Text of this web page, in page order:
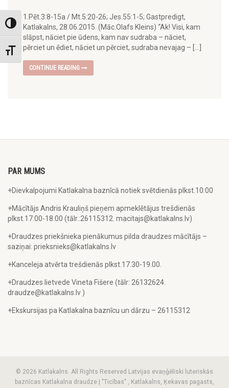
Toggle High Contrast
Toggle Font size
1.Pēt.3:8-15a / Mt.5:20-26; Jes.55:1-5; Gastpredigt,
Katlakalns, 28.06.2015. (Māc.Olafs Kleins) “Ak! Visi, kam
slāpst, nāciet pie ūdens, kam nav sudraba – nāciet,
pērciet un ēdiet, nāciet un pērciet, sudraba nevajag – […]
CONTINUE READING
PAR MUMS
+Dievkalpojumi Katlakalna baznīcā notiek svētdienās plkst.10:00
+Mācītājs Andris Krauliņš pieņem apmeklētājus trešdienās
plkst.17.00-18.00 (tālr.:26115312. macitajs@katlakalns.lv)
+Draudzes priekšnieka pienākumus pilda draudzes mācītājs –
saziņai: prieksnieks@katlakalns.lv
+Kanceleja atvērta trešdienās plkst.17.30-19.00.
+Draudzes lietvede Vineta Fišere (tālr: 26132624.
draudze@katlakalns.lv )
+Ekskursijas pa Katlakalna baznīcu un dārzu – 26115312
© 2026 Katlakalns. All Rights Reserved Latvijas evaņģēliski luteriskās
baznīcas Katlakalna draudze | "Ticības" , Katlakalns, Ķekavas pagasts,